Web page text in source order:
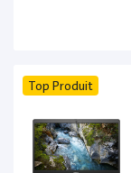
Top Produit